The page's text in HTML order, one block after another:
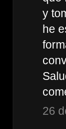
y
he
26